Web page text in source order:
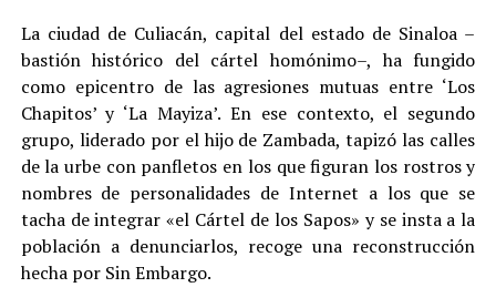
La ciudad de Culiacán, capital del estado de Sinaloa –
bastión histórico del cártel homónimo–, ha fungido
como epicentro de las agresiones mutuas entre ‘Los
Chapitos’ y ‘La Mayiza’. En ese contexto, el segundo
grupo, liderado por el hijo de Zambada, tapizó las calles
de la urbe con panfletos en los que figuran los rostros y
nombres de personalidades de Internet a los que se
tacha de integrar «el Cártel de los Sapos» y se insta a la
población a denunciarlos, recoge una reconstrucción
hecha por Sin Embargo.